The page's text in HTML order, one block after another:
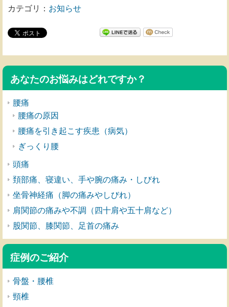
カテゴリ： お知らせ
あなたのお悩みはどれですか？
腰痛
腰痛の原因
腰痛を引き起こす疾患（病気）
ぎっくり腰
頭痛
頚部痛、寝違い、手や腕の痛み・しびれ
坐骨神経痛（脚の痛みやしびれ）
肩関節の痛みや不調（四十肩や五十肩など）
股関節、膝関節、足首の痛み
症例のご紹介
骨盤・腰椎
頸椎